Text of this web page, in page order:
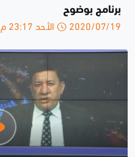
برنامج بوضوح
2020/07/19 الأحد 23:17 م